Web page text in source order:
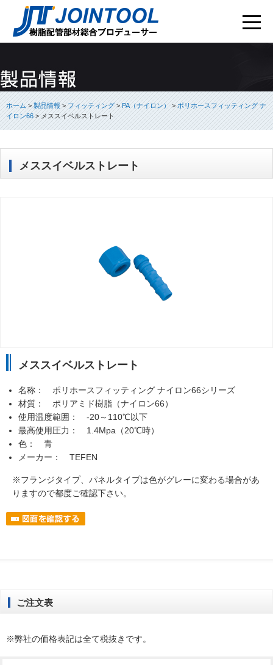
ホーム>製品情報>フィッティング>PA（ナイロン）>ポリホースフィッティング ナ
イロン66>メススイベルストレート
メススイベルストレート
メススイベルストレート
名称： ポリホースフィッティング ナイロン66シリーズ
材質： ポリアミド樹脂（ナイロン66）
使用温度範囲： -20～110℃以下
最高使用圧力： 1.4Mpa（20℃時）
色： 青
メーカー： TEFEN
※フランジタイプ、パネルタイプは色がグレーに変わる場合があ
りますので都度ご確認下さい。
ご注文表
※弊社の価格表記は全て税抜きです。